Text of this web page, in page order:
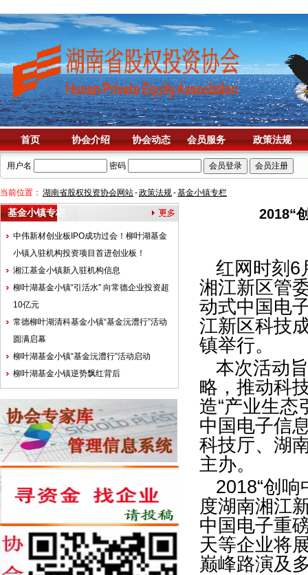
首页 协会介绍 协会动态 会员服务 政策法规
用户名 密码
当前位置： 湖南省股权投资协会网站-政策法规-基金小镇专栏
基金小镇专栏
中伟新材创业板IPO成功过会！柳叶湖基金
小镇入驻机构投资项目首进创业板！
湘江基金小镇新入驻机构信息
柳叶湖基金小镇“引活水” 向常德企业投资超
10亿元
常德柳叶湖清科基金小镇“基金沅澧行”活动
圆满启幕
柳叶湖基金小镇“基金沅澧行”活动启动
柳叶湖基金小镇逆势飘红背后
2018“
红网时刻6
湘江新区管
动式中国电
江新区科技
镇举行。
本次活动
略，推动科
造“产业生态
中国电子信
科技厅、湖
主办。
2018“创
度湖南湘江
中国电子重
天等企业将
巅峰路演及